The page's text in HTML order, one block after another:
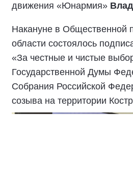
движения «Юнармия»
Накануне в Общественной
области состоялось
«За честные и чистые
Государственной Думы
Собрания Российской
созыва на территории